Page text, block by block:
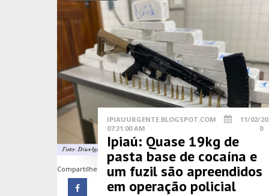
Compartilhe
IPIAUURGENTE.BLOGSPOT.COM
11/02/
07:31:00 AM
0
Ipiaú: Quase 19kg de
pasta base de cocaína e
um fuzil são apreendidos
em operação policial